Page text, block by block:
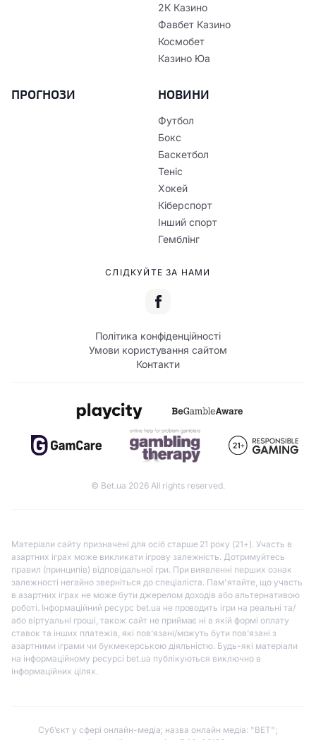
2К Казино
Фавбет Казино
Космобет
Казино Юа
ПРОГНОЗИ НОВИНИ
Футбол
Бокс
Баскетбол
Теніс
Хокей
Кіберспорт
Інший спорт
Гемблінг
СЛІДКУЙТЕ ЗА НАМИ
Політика конфіденційності
Умови користування сайтом
Контакти
© Bet.ua 2026 All rights reserved.
Матеріали сайту призначені для осіб старше 21 року (21+). Участь в
азартних іграх може викликати ігрову залежність. Дотримуйтесь
правил (принципів) відповідальної гри. При виявленні перших ознак
залежності негайно зверніться до спеціаліста. Пам'ятайте, що участь
в азартних іграх не може бути джерелом доходів або альтернативою
роботі. Інформаційний ресурс bet.ua не проводить ігри на реальні та/
або віртуальні гроші, також сайт не приймає ні в якій формі оплату
ставок та інших платежів, які пов’язані/можуть бути пов’язані з
азартними іграми чи букмекерською діяльністю. Будь-які матеріали
на інформаційному ресурсі bet.ua публікуються виключно в
інформаційних цілях.
Субʼєкт у сфері онлайн-медіа; назва онлайн медіа: "BET";